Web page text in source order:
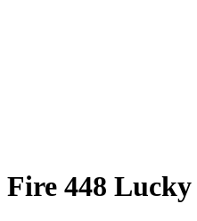
Fire 448 Lucky